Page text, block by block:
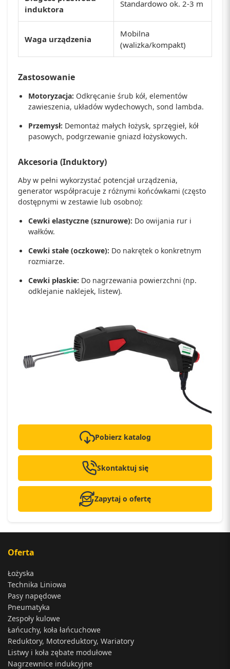
induktora
Standardowo ok. 2-3 m
Waga urządzenia
Mobilna
(walizka/kompakt)
Zastosowanie
Motoryzacja: Odkręcanie śrub kół, elementów
zawieszenia, układów wydechowych, sond lambda.
Przemysł: Demontaż małych łożysk, sprzęgieł, kół
pasowych, podgrzewanie gniazd łożyskowych.
Akcesoria (Induktory)
Aby w pełni wykorzystać potencjał urządzenia,
generator współpracuje z różnymi końcówkami (często
dostępnymi w zestawie lub osobno):
Cewki elastyczne (sznurowe): Do owijania rur i
wałków.
Cewki stałe (oczkowe): Do nakrętek o konkretnym
rozmiarze.
Cewki płaskie: Do nagrzewania powierzchni (np.
odklejanie naklejek, listew).
Pobierz katalog
Skontaktuj się
Zapytaj o ofertę
Oferta
Łożyska
Technika Liniowa
Pasy napędowe
Pneumatyka
Zespoły kulowe
Łańcuchy, koła łańcuchowe
Reduktory, Motoreduktory, Wariatory
Listwy i koła zębate modułowe
Nagrzewnice indukcyjne